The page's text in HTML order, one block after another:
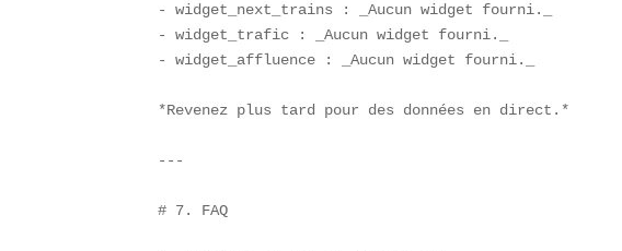
- widget_next_trains : _Aucun widget fourni._
- widget_trafic : _Aucun widget fourni._
- widget_affluence : _Aucun widget fourni._
*Revenez plus tard pour des données en direct.*
---
# 7. FAQ